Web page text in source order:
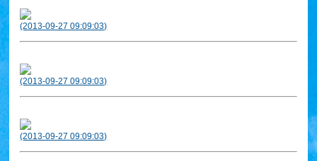
(2013-09-27 09:09:03)
(2013-09-27 09:09:03)
(2013-09-27 09:09:03)